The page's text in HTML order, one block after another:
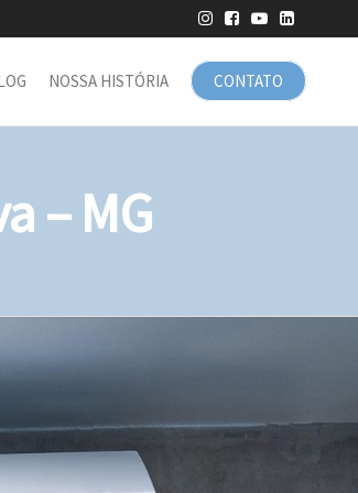
CONTATO
NOSSA HISTÓRIA
– MG